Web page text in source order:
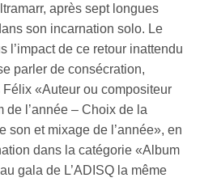
après sept longues
son incarnation solo. Le
l’impact de ce retour inattendu
parler de consécration,
Félix «Auteur ou compositeur
de l’année – Choix de la
son et mixage de l’année», en
dans la catégorie «Album
gala de L’ADISQ la même